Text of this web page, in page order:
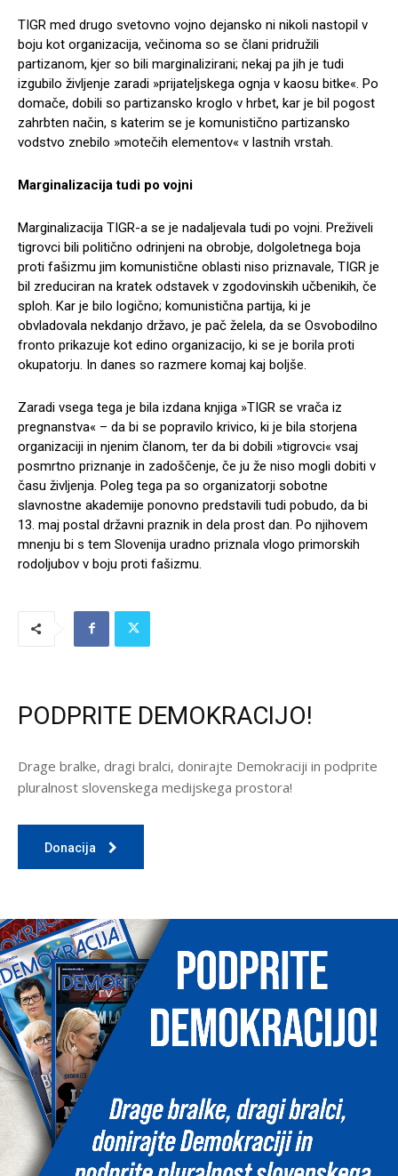
TIGR med drugo svetovno vojno dejansko ni nikoli nastopil v
boju kot organizacija, večinoma so se člani pridružili
partizanom, kjer so bili marginalizirani; nekaj pa jih je tudi
izgubilo življenje zaradi »prijateljskega ognja v kaosu bitke«. Po
domače, dobili so partizansko kroglo v hrbet, kar je bil pogost
zahrbten način, s katerim se je komunistično partizansko
vodstvo znebilo »motečih elementov« v lastnih vrstah.
Marginalizacija tudi po vojni
Marginalizacija TIGR-a se je nadaljevala tudi po vojni. Preživeli
tigrovci bili politično odrinjeni na obrobje, dolgoletnega boja
proti fašizmu jim komunistične oblasti niso priznavale, TIGR je
bil zreduciran na kratek odstavek v zgodovinskih učbenikih, če
sploh. Kar je bilo logično; komunistična partija, ki je
obvladovala nekdanjo državo, je pač želela, da se Osvobodilno
fronto prikazuje kot edino organizacijo, ki se je borila proti
okupatorju. In danes so razmere komaj kaj boljše.
Zaradi vsega tega je bila izdana knjiga »TIGR se vrača iz
pregnanstva« – da bi se popravilo krivico, ki je bila storjena
organizaciji in njenim članom, ter da bi dobili »tigrovci« vsaj
posmrtno priznanje in zadoščenje, če ju že niso mogli dobiti v
času življenja. Poleg tega pa so organizatorji sobotne
slavnostne akademije ponovno predstavili tudi pobudo, da bi
13. maj postal državni praznik in dela prost dan. Po njihovem
mnenju bi s tem Slovenija uradno priznala vlogo primorskih
rodoljubov v boju proti fašizmu.
PODPRITE DEMOKRACIJO!
Drage bralke, dragi bralci, donirajte Demokraciji in podprite
pluralnost slovenskega medijskega prostora!
Donacija